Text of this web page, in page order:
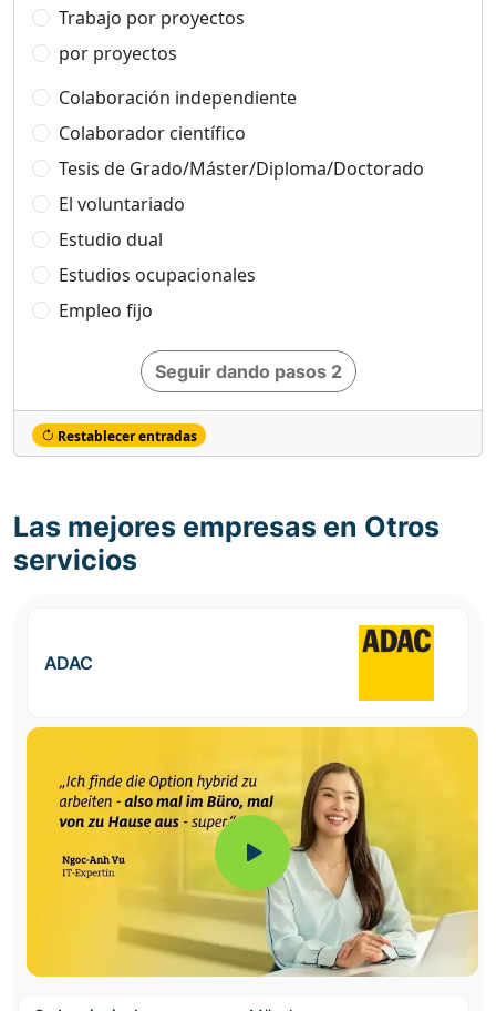
Trabajo por proyectos
por proyectos
Colaboración independiente
Colaborador científico
Tesis de Grado/Máster/Diploma/Doctorado
El voluntariado
Estudio dual
Estudios ocupacionales
Empleo fijo
Seguir dando pasos 2
Restablecer entradas
Las mejores empresas en Otros
servicios
ADAC